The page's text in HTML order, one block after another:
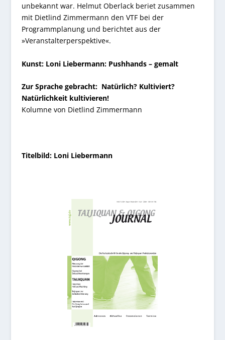
unbekannt war. Helmut Oberlack beriet zusammen
mit Dietlind Zimmermann den VTF bei der
Programmplanung und berichtet aus der
»Veranstalterperspektive«.
Kunst: Loni Liebermann: Pushhands – gemalt
Zur Sprache gebracht: Natürlich? Kultiviert?
Natürlichkeit kultivieren!
Kolumne von Dietlind Zimmermann
Titelbild: Loni Liebermann